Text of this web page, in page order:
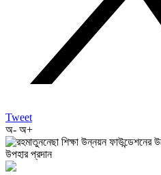
Tweet
অ- অ+